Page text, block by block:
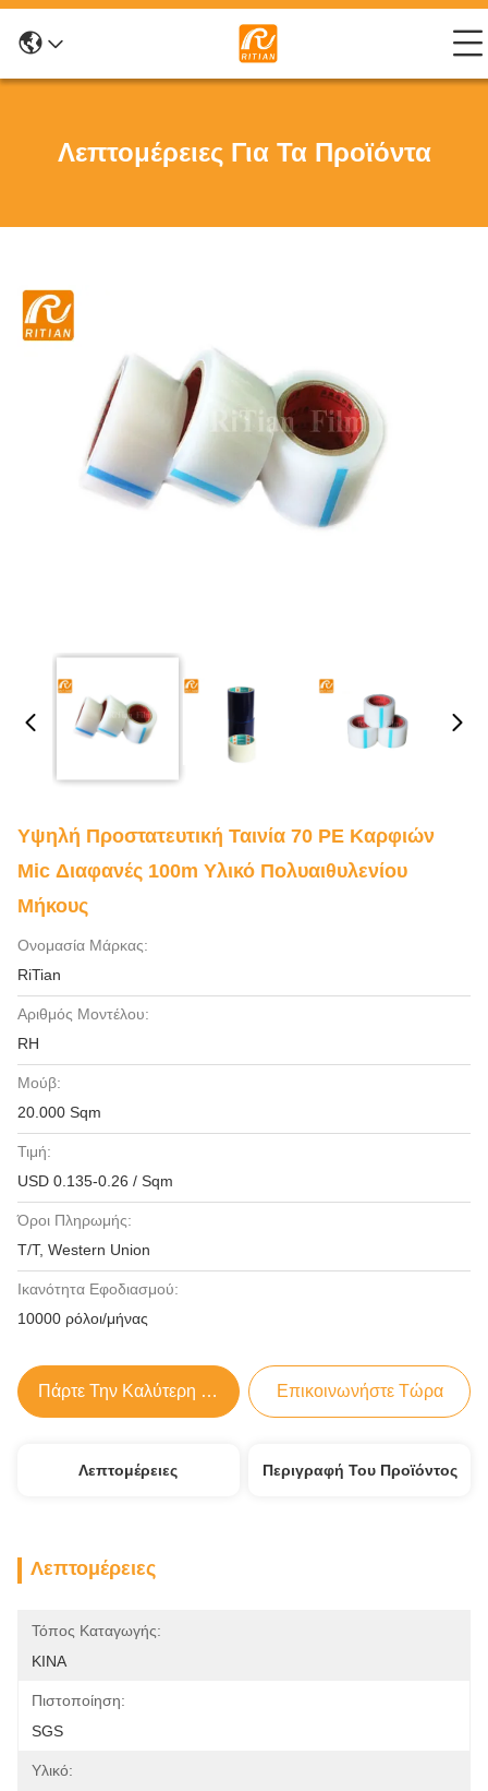
Λεπτομέρειες Για Τα Προϊόντα
Υψηλή Προστατευτική Ταινία 70 PE Καρφιών
Mic Διαφανές 100m Υλικό Πολυαιθυλενίου
Μήκους
Ονομασία Μάρκας:
RiTian
Αριθμός Μοντέλου:
RH
Μούβ:
20.000 Sqm
Τιμή:
USD 0.135-0.26 / Sqm
Όροι Πληρωμής:
T/T, Western Union
Ικανότητα Εφοδιασμού:
10000 ρόλοι/μήνας
Πάρτε Την Καλύτερη Τιμή Επικοινωνήστε Τώρα
Λεπτομέρειες Περιγραφή Του Προϊόντος
Λεπτομέρειες
Τόπος Καταγωγής:
ΚΙΝΑ
Πιστοποίηση:
SGS
Υλικό: